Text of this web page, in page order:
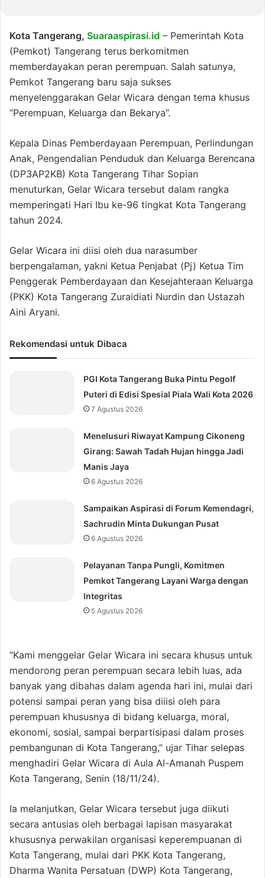
Kota Tangerang, Suaraaspirasi.id – Pemerintah Kota
(Pemkot) Tangerang terus berkomitmen
memberdayakan peran perempuan. Salah satunya,
Pemkot Tangerang baru saja sukses
menyelenggarakan Gelar Wicara dengan tema khusus
“Perempuan, Keluarga dan Bekarya”.
Kepala Dinas Pemberdayaan Perempuan, Perlindungan
Anak, Pengendalian Penduduk dan Keluarga Berencana
(DP3AP2KB) Kota Tangerang Tihar Sopian
menuturkan, Gelar Wicara tersebut dalam rangka
memperingati Hari Ibu ke-96 tingkat Kota Tangerang
tahun 2024.
Gelar Wicara ini diisi oleh dua narasumber
berpengalaman, yakni Ketua Penjabat (Pj) Ketua Tim
Penggerak Pemberdayaan dan Kesejahteraan Keluarga
(PKK) Kota Tangerang Zuraidiati Nurdin dan Ustazah
Aini Aryani.
Rekomendasi untuk Dibaca
PGI Kota Tangerang Buka Pintu Pegolf
Puteri di Edisi Spesial Piala Wali Kota 2026
7 Agustus 2026
Menelusuri Riwayat Kampung Cikoneng
Girang: Sawah Tadah Hujan hingga Jadi
Manis Jaya
6 Agustus 2026
Sampaikan Aspirasi di Forum Kemendagri,
Sachrudin Minta Dukungan Pusat
6 Agustus 2026
Pelayanan Tanpa Pungli, Komitmen
Pemkot Tangerang Layani Warga dengan
Integritas
5 Agustus 2026
“Kami menggelar Gelar Wicara ini secara khusus untuk
mendorong peran perempuan secara lebih luas, ada
banyak yang dibahas dalam agenda hari ini, mulai dari
potensi sampai peran yang bisa diiisi oleh para
perempuan khususnya di bidang keluarga, moral,
ekonomi, sosial, sampai berpartisipasi dalam proses
pembangunan di Kota Tangerang,” ujar Tihar selepas
menghadiri Gelar Wicara di Aula Al-Amanah Puspem
Kota Tangerang, Senin (18/11/24).
Ia melanjutkan, Gelar Wicara tersebut juga diikuti
secara antusias oleh berbagai lapisan masyarakat
khususnya perwakilan organisasi keperempuanan di
Kota Tangerang, mulai dari PKK Kota Tangerang,
Dharma Wanita Persatuan (DWP) Kota Tangerang,